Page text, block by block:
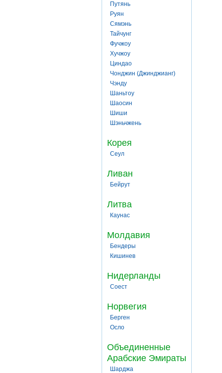
Путянь
Руян
Сямэнь
Тайчунг
Фучжоу
Хучжоу
Циндао
Чонджин (Джинджианг)
Чэнду
Шаньтоу
Шаосин
Шиши
Шэньчжень
Корея
Сеул
Ливан
Бейрут
Литва
Каунас
Молдавия
Бендеры
Кишинев
Нидерланды
Соест
Норвегия
Берген
Осло
Объединенные
Арабские Эмираты
Шарджа